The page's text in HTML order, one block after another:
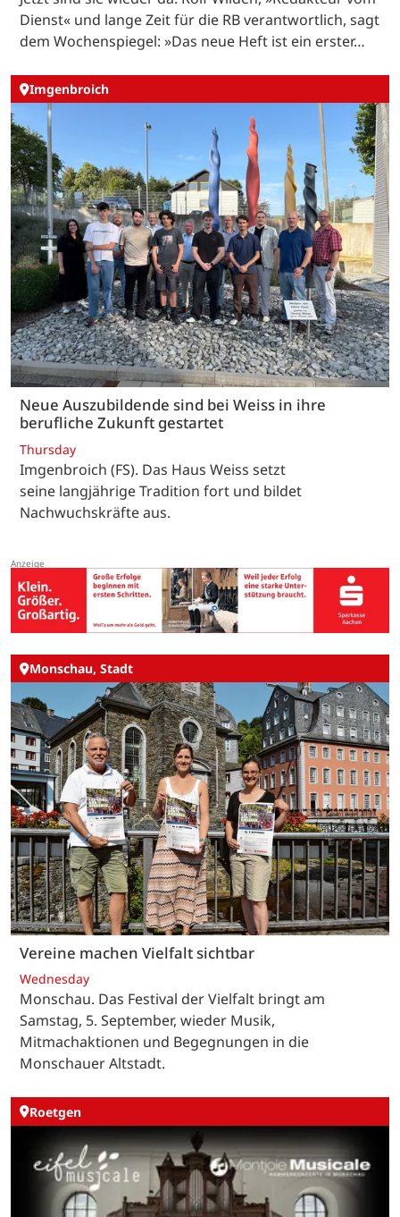
Dienst« und lange Zeit für die RB verantwortlich, sagt
dem Wochenspiegel: »Das neue Heft ist ein erster…
Imgenbroich
Neue Auszubildende sind bei Weiss in ihre
berufliche Zukunft gestartet
Thursday
Imgenbroich (FS). Das Haus Weiss setzt
seine langjährige Tradition fort und bildet
Nachwuchskräfte aus.
Monschau, Stadt
Vereine machen Vielfalt sichtbar
Wednesday
Monschau. Das Festival der Vielfalt bringt am
Samstag, 5. September, wieder Musik,
Mitmachaktionen und Begegnungen in die
Monschauer Altstadt.
Roetgen